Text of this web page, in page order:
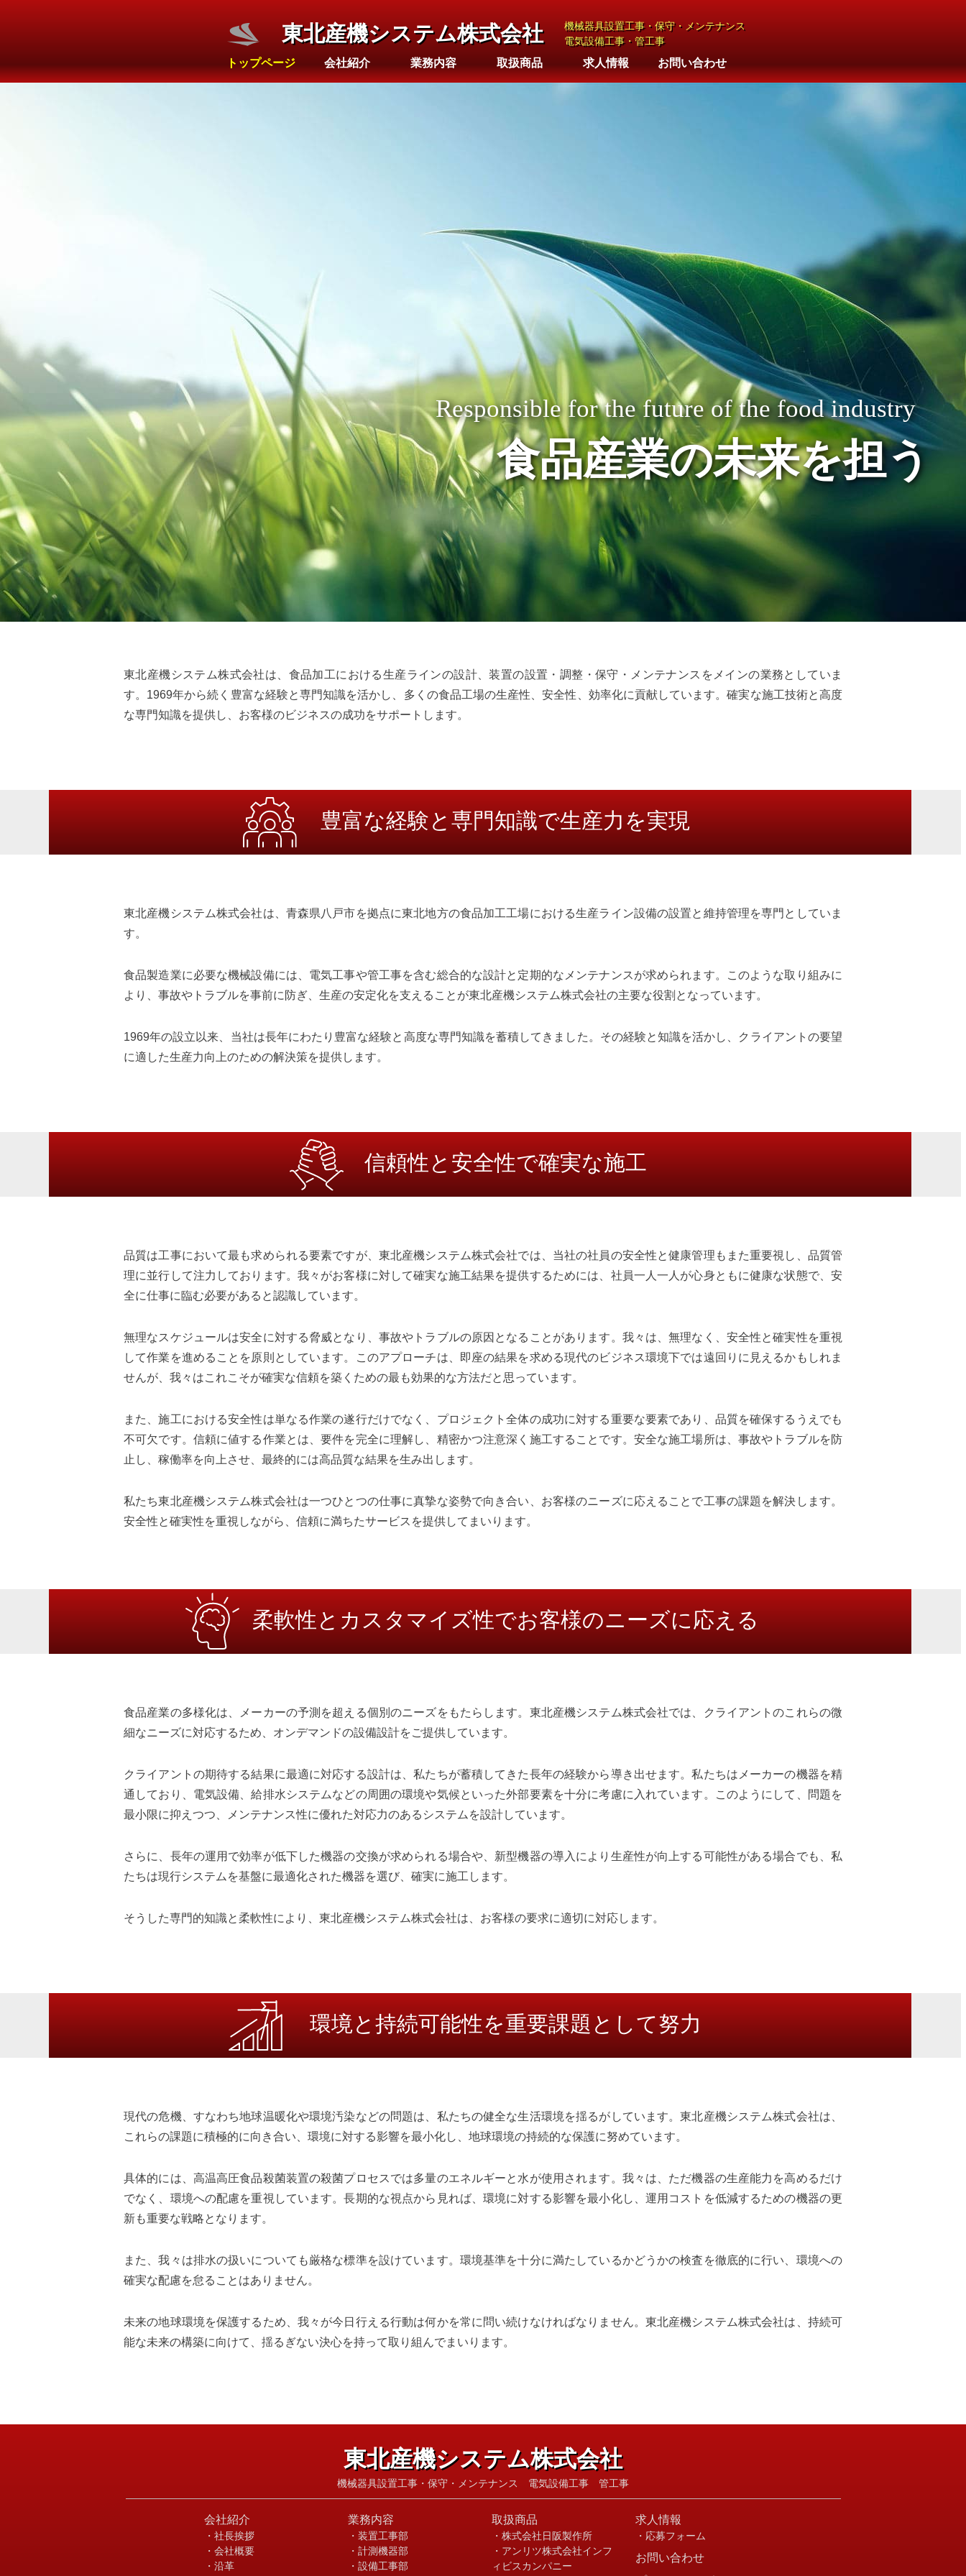
東北産機システム株式会社
機械器具設置工事・保守・メンテナンス
電気設備工事・管工事
トップページ 会社紹介 業務内容 取扱商品 求人情報 お問い合わせ
Responsible for the future of the food industry
食品産業の未来を担う
東北産機システム株式会社は、食品加工における生産ラインの設計、装置の設置・調整・保守・メンテナンスをメインの業務としていま
す。1969年から続く豊富な経験と専門知識を活かし、多くの食品工場の生産性、安全性、効率化に貢献しています。確実な施工技術と高度
な専門知識を提供し、お客様のビジネスの成功をサポートします。
豊富な経験と専門知識で生産力を実現
東北産機システム株式会社は、青森県八戸市を拠点に東北地方の食品加工工場における生産ライン設備の設置と維持管理を専門としていま
す。
食品製造業に必要な機械設備には、電気工事や管工事を含む総合的な設計と定期的なメンテナンスが求められます。このような取り組みに
より、事故やトラブルを事前に防ぎ、生産の安定化を支えることが東北産機システム株式会社の主要な役割となっています。
1969年の設立以来、当社は長年にわたり豊富な経験と高度な専門知識を蓄積してきました。その経験と知識を活かし、クライアントの要望
に適した生産力向上のための解決策を提供します。
信頼性と安全性で確実な施工
品質は工事において最も求められる要素ですが、東北産機システム株式会社では、当社の社員の安全性と健康管理もまた重要視し、品質管
理に並行して注力しております。我々がお客様に対して確実な施工結果を提供するためには、社員一人一人が心身ともに健康な状態で、安
全に仕事に臨む必要があると認識しています。
無理なスケジュールは安全に対する脅威となり、事故やトラブルの原因となることがあります。我々は、無理なく、安全性と確実性を重視
して作業を進めることを原則としています。このアプローチは、即座の結果を求める現代のビジネス環境下では遠回りに見えるかもしれま
せんが、我々はこれこそが確実な信頼を築くための最も効果的な方法だと思っています。
また、施工における安全性は単なる作業の遂行だけでなく、プロジェクト全体の成功に対する重要な要素であり、品質を確保するうえでも
不可欠です。信頼に値する作業とは、要件を完全に理解し、精密かつ注意深く施工することです。安全な施工場所は、事故やトラブルを防
止し、稼働率を向上させ、最終的には高品質な結果を生み出します。
私たち東北産機システム株式会社は一つひとつの仕事に真摯な姿勢で向き合い、お客様のニーズに応えることで工事の課題を解決します。
安全性と確実性を重視しながら、信頼に満ちたサービスを提供してまいります。
柔軟性とカスタマイズ性でお客様のニーズに応える
食品産業の多様化は、メーカーの予測を超える個別のニーズをもたらします。東北産機システム株式会社では、クライアントのこれらの微
細なニーズに対応するため、オンデマンドの設備設計をご提供しています。
クライアントの期待する結果に最適に対応する設計は、私たちが蓄積してきた長年の経験から導き出せます。私たちはメーカーの機器を精
通しており、電気設備、給排水システムなどの周囲の環境や気候といった外部要素を十分に考慮に入れています。このようにして、問題を
最小限に抑えつつ、メンテナンス性に優れた対応力のあるシステムを設計しています。
さらに、長年の運用で効率が低下した機器の交換が求められる場合や、新型機器の導入により生産性が向上する可能性がある場合でも、私
たちは現行システムを基盤に最適化された機器を選び、確実に施工します。
そうした専門的知識と柔軟性により、東北産機システム株式会社は、お客様の要求に適切に対応します。
環境と持続可能性を重要課題として努力
現代の危機、すなわち地球温暖化や環境汚染などの問題は、私たちの健全な生活環境を揺るがしています。東北産機システム株式会社は、
これらの課題に積極的に向き合い、環境に対する影響を最小化し、地球環境の持続的な保護に努めています。
具体的には、高温高圧食品殺菌装置の殺菌プロセスでは多量のエネルギーと水が使用されます。我々は、ただ機器の生産能力を高めるだけ
でなく、環境への配慮を重視しています。長期的な視点から見れば、環境に対する影響を最小化し、運用コストを低減するための機器の更
新も重要な戦略となります。
また、我々は排水の扱いについても厳格な標準を設けています。環境基準を十分に満たしているかどうかの検査を徹底的に行い、環境への
確実な配慮を怠ることはありません。
未来の地球環境を保護するため、我々が今日行える行動は何かを常に問い続けなければなりません。東北産機システム株式会社は、持続可
能な未来の構築に向けて、揺るぎない決心を持って取り組んでまいります。
東北産機システム株式会社
機械器具設置工事・保守・メンテナンス 電気設備工事 管工事
会社紹介
・社長挨拶
・会社概要
・沿革
業務内容
・装置工事部
・計測機器部
・設備工事部
取扱商品
・株式会社日阪製作所
・アンリツ株式会社インフ
ィビスカンパニー
求人情報
・応募フォーム
お問い合わせ